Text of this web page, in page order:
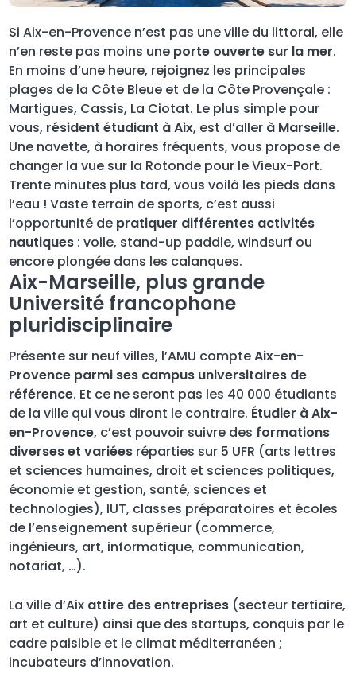
Si Aix-en-Provence n’est pas une ville du littoral, elle
n’en reste pas moins une porte ouverte sur la mer.
En moins d’une heure, rejoignez les principales
plages de la Côte Bleue et de la Côte Provençale :
Martigues, Cassis, La Ciotat. Le plus simple pour
vous, résident étudiant à Aix, est d’aller à Marseille.
Une navette, à horaires fréquents, vous propose de
changer la vue sur la Rotonde pour le Vieux-Port.
Trente minutes plus tard, vous voilà les pieds dans
l’eau ! Vaste terrain de sports, c’est aussi
l’opportunité de pratiquer différentes activités
nautiques : voile, stand-up paddle, windsurf ou
encore plongée dans les calanques.
Aix-Marseille, plus grande
Université francophone
pluridisciplinaire
Présente sur neuf villes, l’AMU compteAix-en-
Provence parmi ses campus universitaires de
référence. Et ce ne seront pas les 40 000 étudiants
de la ville qui vous diront le contraire. Étudier à Aix-
en-Provence, c’est pouvoir suivre des formations
diverses et variées réparties sur 5 UFR (arts lettres
et sciences humaines, droit et sciences politiques,
économie et gestion, santé, sciences et
technologies), IUT, classes préparatoires et écoles
de l’enseignement supérieur (commerce,
ingénieurs, art, informatique, communication,
notariat, …).
La ville d’Aix attire des entreprises (secteur tertiaire,
art et culture) ainsi que des startups, conquis par le
cadre paisible et le climat méditerranéen ;
incubateurs d’innovation.